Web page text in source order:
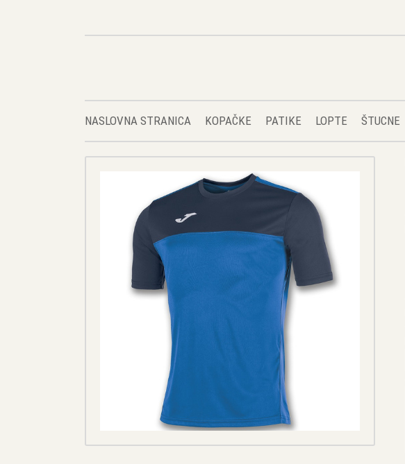
NASLOVNA STRANICA KOPAČKE PATIKE LOPTE ŠTUCNE